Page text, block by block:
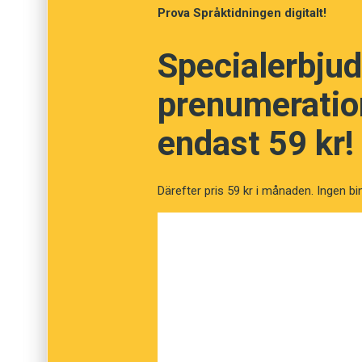
ett redskap för tänkande men därefter
Prova Språktidningen digitalt!
endast 59 kr!
Därefter pris 59 kr i månaden. Ingen